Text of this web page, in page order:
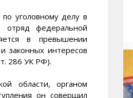
уголовному делу в
федеральной
в превышении
законных интересов
286 УК РФ).
области, органом
он совершил